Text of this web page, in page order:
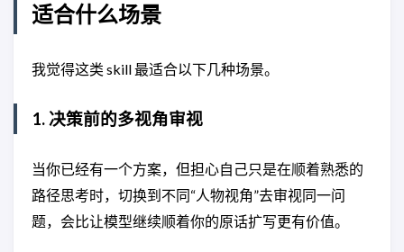
适合什么场景
我觉得这类 skill 最适合以下几种场景。
1. 决策前的多视角审视
当你已经有一个方案，但担心自己只是在顺着熟悉的
路径思考时，切换到不同“人物视角”去审视同一问
题，会比让模型继续顺着你的原话扩写更有价值。